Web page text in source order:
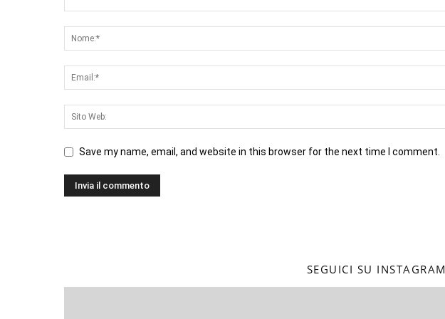
Save my name, email, and website in this browser for the next time I comment.
SEGUICI SU INSTAGRAM